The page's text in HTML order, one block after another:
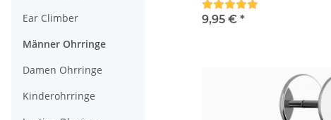
9,95 €*
Ear Climber
Männer Ohrringe
Damen Ohrringe
Kinderohrringe